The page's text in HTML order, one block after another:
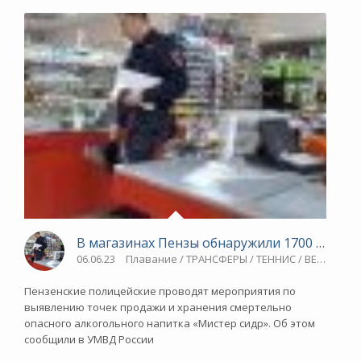
В магазинах Пензы обнаружили 1700
06.06.23 Плавание / ТРАНСФЕРЫ / ТЕННИС /
Пензенские полицейские проводят мероприятия по
выявлению точек продажи и хранения смертельно
опасного алкогольного напитка «Мистер сидр». Об этом
сообщили в УМВД России